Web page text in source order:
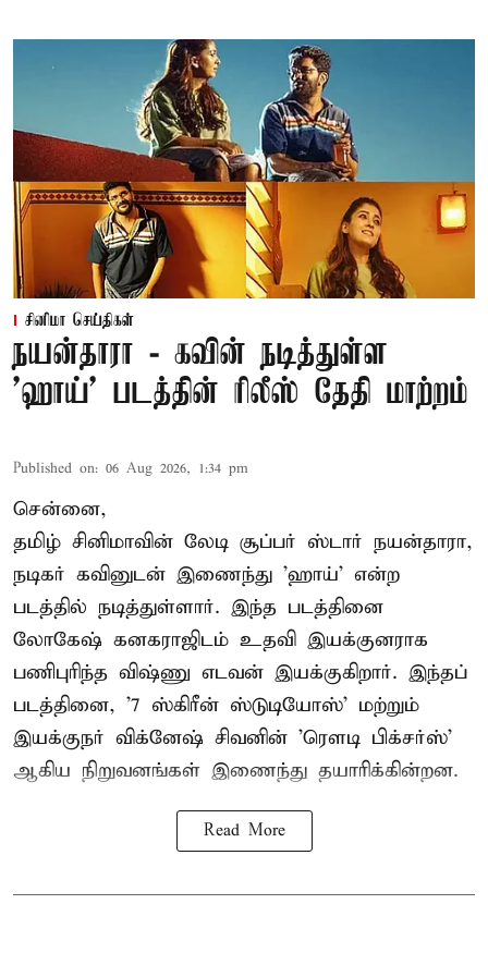
சினிமா செய்திகள்
நயன்தாரா - கவின் நடித்துள்ள
'ஹாய்' படத்தின் ரிலீஸ் தேதி மாற்றம்
Published on: 06 Aug 2026, 1:34 pm
சென்னை,
தமிழ் சினிமாவின் லேடி சூப்பர் ஸ்டார் நயன்தாரா,
நடிகர் கவினுடன் இணைந்து 'ஹாய்' என்ற
படத்தில் நடித்துள்ளார். இந்த படத்தினை
லோகேஷ் கனகராஜிடம் உதவி இயக்குனராக
பணிபுரிந்த விஷ்ணு எடவன் இயக்குகிறார். இந்தப்
படத்தினை, '7 ஸ்கிரீன் ஸ்டுடியோஸ்' மற்றும்
இயக்குநர் விக்னேஷ் சிவனின் 'ரௌடி பிக்சர்ஸ்'
ஆகிய நிறுவனங்கள் இணைந்து தயாரிக்கின்றன.
Read More